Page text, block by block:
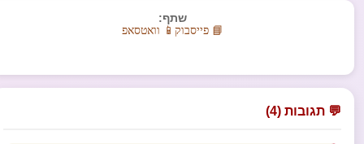
שתף:
📘 פייסבוק 📱 וואטסאפ
💬 תגובות (4)